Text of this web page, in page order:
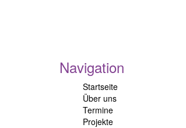
Navigation
Startseite
Über uns
Termine
Projekte